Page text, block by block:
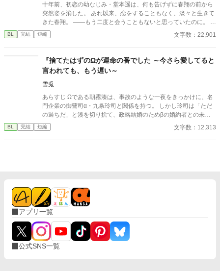
十年前、初恋の幼なじみ・堂本遥は、何も告げずに春翔の前から
突然姿を消した。 あれ以来、恋をすることもなく、淡々と生きて
きた春翔。 ――もう二度と会うこともないと思っていたのに。 大
手広告代理店で働く春翔の前に、遥は今度は“役員”として現れ
る。 変わらぬ笑顔。けれど、彼の瞳は、かつてよりずっと強く、
を手に入れるまで」 初恋、すれ違い、再会、そして執着。 “好
き”だけでは乗り越えられなかった過去を乗り越えて、ふたりは本
当の恋に辿り着けるのか―― すれ違い×再会×俺様攻め 十年越し
に交錯する、切なくも甘い溺愛ラブストーリー、開幕。
BL 完結 短編 文字数：22,901
『捨てたはずのΩが運命の番でした ～今さら愛してると
言われても、もう遅い～
雪兎
あらすじ Ωである朝霧湊は、事故のような一夜をきっかけに、名
門企業の御曹司α・九条玲司と関係を持つ。 しかし玲司は「ただ
の過ちだ」と湊を切り捨て、政略結婚のためβの婚約者との未来
を選んだ。 深く傷ついた湊は、彼の前から姿を消す。 数か月後―
―。 湊の身体は、これまで誰も知らなかった希少な『遅咲きΩ』
速する、すれ違いオメガバースBL。
BL 完結 短編 文字数：12,313
アプリ一覧
公式SNS一覧